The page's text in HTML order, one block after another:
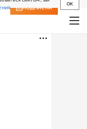
OK
ПОДПИСКА